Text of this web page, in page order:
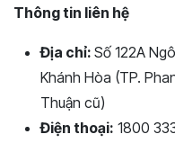
Thông tin liên hệ
Địa chỉ: Số 122A
Khánh Hòa (TP.
Thuận cũ)
Điện thoại: 1800